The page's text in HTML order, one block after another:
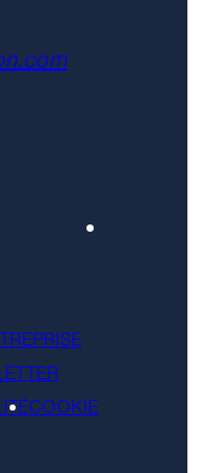
COOKIE